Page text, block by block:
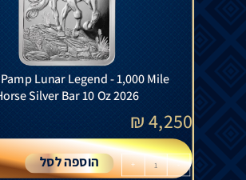
Lunar Legend - 1,000 Mile
Silver Bar 10 Oz 2026
4,250
₪
-
+ הוספה לסל